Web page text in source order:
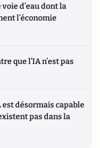
voie d’eau dont la
l’économie
que l’IA n’est pas
désormais capable
pas dans la